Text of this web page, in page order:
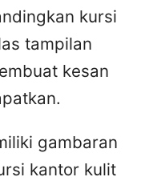
kursi
tampilan
kesan
gambaran
kantor kulit